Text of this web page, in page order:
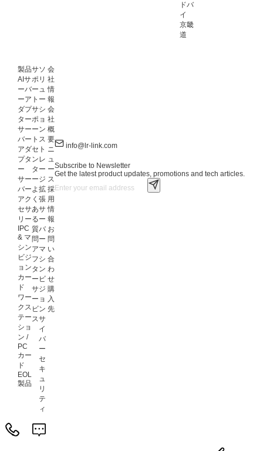
ドバ
イ
京畿
道
製品
AIサ
ーバ
ーア
ダプ
ター
サー
バー
アダ
プタ
ー
サー
バー
アク
セサ
リー
IPC
& マ
シン
ビジ
ョン
カー
ド
ワー
クス
テー
ショ
ン /
PC
カー
ド
EOL
製品
サ
ポ
ー
ト
サ
ポ
ー
ト
セ
ン
タ
ー
よ
く
あ
る
質
問
ア
フ
タ
ー
サ
ー
ビ
ス
ソ
リ
ュ
ー
シ
ョ
ン
ス
ト
レ
ー
ジ
拡
張
サ
ー
バ
ー
マ
シ
ン
ビ
ジ
ョ
ン
サ
イ
バ
ー
セ
キ
ュ
リ
テ
ィ
会
社
情
報
会
社
概
要
ニ
ュ
ー
ス
採
用
情
報
お
問
い
合
わ
せ
購
入
先
info@lr-link.com
Subscribe to Newsletter
Get the latest product updates, promotions and tech articles.